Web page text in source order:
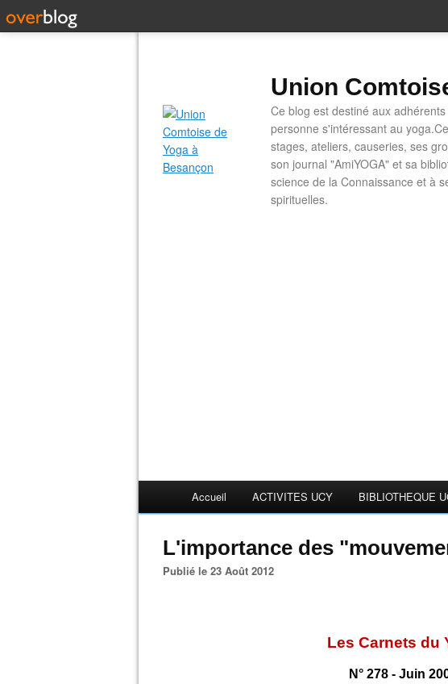
Union
Ce blog est destiné aux
personne s'intéressant au
stages, ateliers, causeries, ses
son journal "AmiYOGA" et sa
science de la Connaissance et à
spirituelles.
Accueil ACTIVITES UCY BIBLIOTHEQUE
L'importance des
Publié le 23 Août 2012
Les Carnets du
N° 278 - Juin